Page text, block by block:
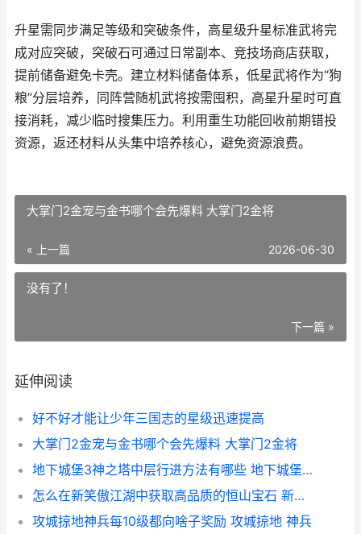
升星需同步满足等级和突破条件，高星级升星标准武将完
成对应突破，突破石可通过日常副本、竞技场商店获取，
提前储备避免卡壳。建立材料储备体系，低星武将作为“狗
粮”分层培养，同阵营随机武将按需囤积，高星升星时可直
接消耗，减少临时搜集压力。利用重生功能回收前期错投
资源，返还材料从头集中培养核心，避免资源浪费。
大掌门2金宠与金书哪个会先爆料 大掌门2金将
« 上一篇 2026-06-30
没有了！
下一篇 »
延伸阅读
好不好才能让少年三国志的星级迅速提高
大掌门2金宠与金书哪个会先爆料 大掌门2金将
地下城堡3神之塔中层行进方法有哪些 地下城堡3神之血
怎么在新笑傲江湖中获取高品质的恒山宝石 新笑傲江湖游戏视频播放
攻城掠地神兵每10级都向啥子奖励 攻城掠地 神兵